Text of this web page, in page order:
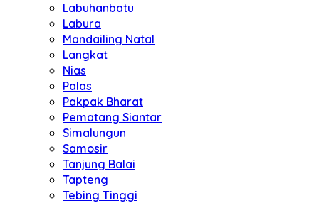
Labuhanbatu
Labura
Mandailing Natal
Langkat
Nias
Palas
Pakpak Bharat
Pematang Siantar
Simalungun
Samosir
Tanjung Balai
Tapteng
Tebing Tinggi